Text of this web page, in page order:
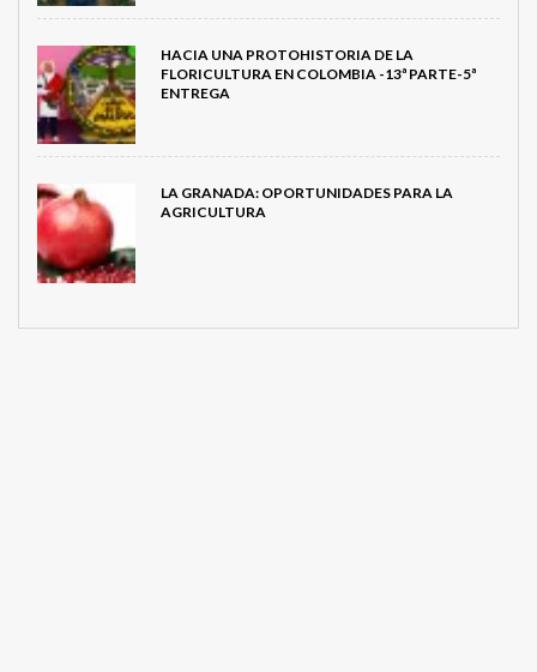
HACIA UNA PROTOHISTORIA DE LA
FLORICULTURA EN COLOMBIA -13ª PARTE-5ª
ENTREGA
LA GRANADA: OPORTUNIDADES PARA LA
AGRICULTURA